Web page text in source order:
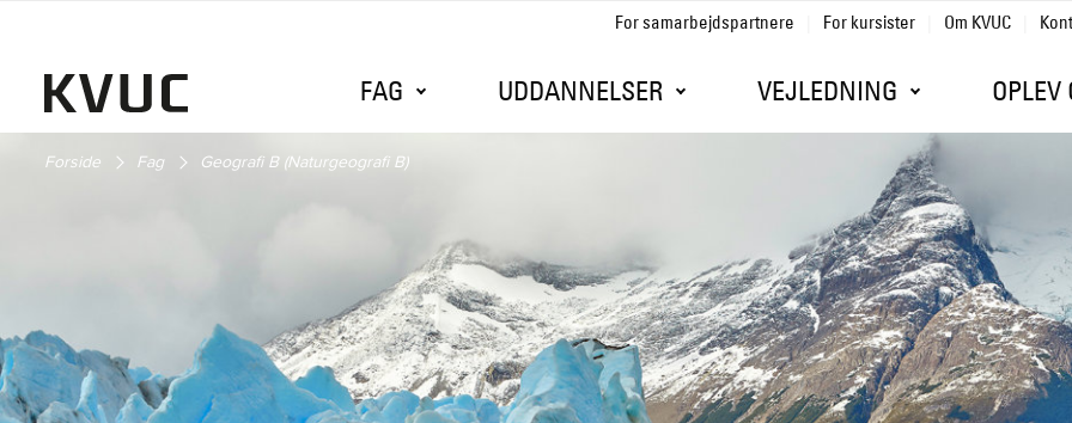
For samarbejdspartnere For kursister Om KVUC
FAG UDDANNELSER VEJLEDNING OPLEV
Forside Fag Geografi B (Naturgeografi B)